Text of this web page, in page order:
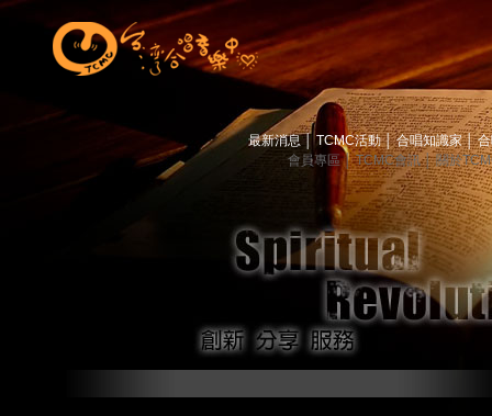
最新消息 TCMC活動│ 合唱知識家│
會員專區│ TCMC會訊│ 關於